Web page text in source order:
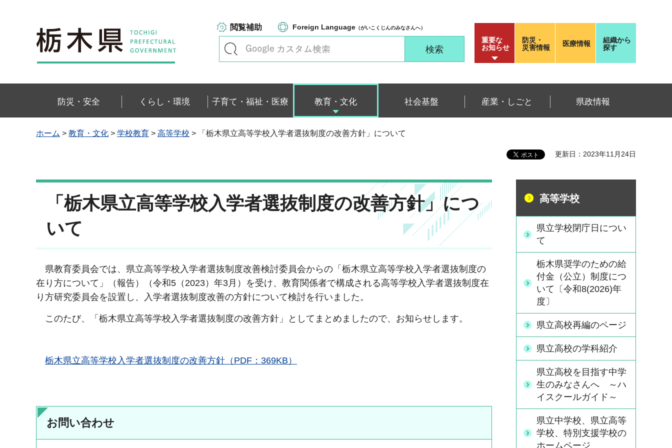
栃木県
閲覧補助 Foreign Language （がいこくじんのみなさんへ）
重要な
お知らせ
防災・
災害情報
医療情報
組織から
探す
防災・安全 くらし・環境 子育て・福祉・医療 教育・文化 社会基盤 産業・しごと 県政情報
ホーム > 教育・文化 > 学校教育 > 高等学校 > 「栃木県立高等学校入学者選抜制度の改善方針」について
更新日：2023年11月24日
「栃木県立高等学校入学者選抜制度の改善方針」につ
いて
県教育委員会では、県立高等学校入学者選抜制度改善検討委員会からの「栃木県立高等学校入学者選抜制度の
在り方について」（報告）（令和5（2023）年3月）を受け、教育関係者で構成される高等学校入学者選抜制度在
り方研究委員会を設置し、入学者選抜制度改善の方針について検討を行いました。
このたび、「栃木県立高等学校入学者選抜制度の改善方針」としてまとめましたので、お知らせします。
栃木県立高等学校入学者選抜制度の改善方針（PDF：369KB）
お問い合わせ
高等学校
県立学校閉庁日につい
て
栃木県奨学のための給
付金（公立）制度につ
いて〔令和8(2026)年
度〕
県立高校再編のページ
県立高校の学科紹介
県立高校を目指す中学
生のみなさんへ ～ハ
イスクールガイド～
県立中学校、県立高等
学校、特別支援学校の
ホームページ